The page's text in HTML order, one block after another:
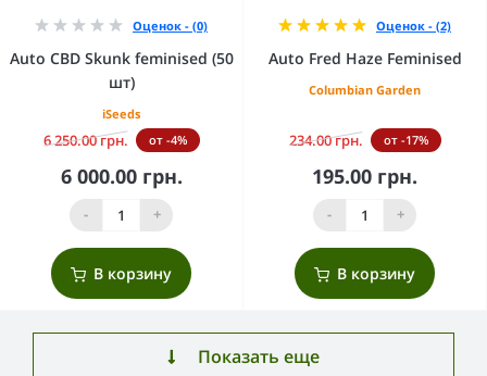
Оценок - (0)
Auto CBD Skunk feminised (50
шт)
iSeeds
6 250.00 грн. от -4%
6 000.00 грн.
- +
В корзину
Оценок - (2)
Auto Fred Haze Feminised
Columbian Garden
234.00 грн. от -17%
195.00 грн.
- +
В корзину
Показать еще